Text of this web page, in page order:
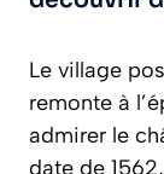
Le village
remonte à
admirer le
date de